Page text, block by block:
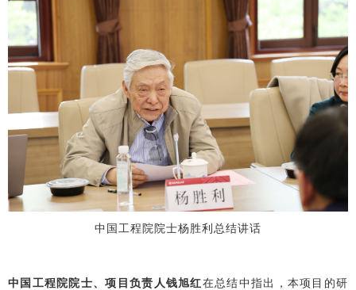
中国工程院院士杨胜利总结讲话
中国工程院院士、项目负责人钱旭红在总结中指出，本项目的研